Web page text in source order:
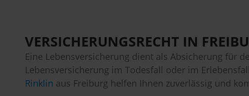
VERSICHERUNGSRECHT IN
Eine Lebensversicherung dient als Absicherung für
Lebensversicherung im Todesfall oder im
Rinklin aus Freiburg helfen Ihnen zuverlässig und